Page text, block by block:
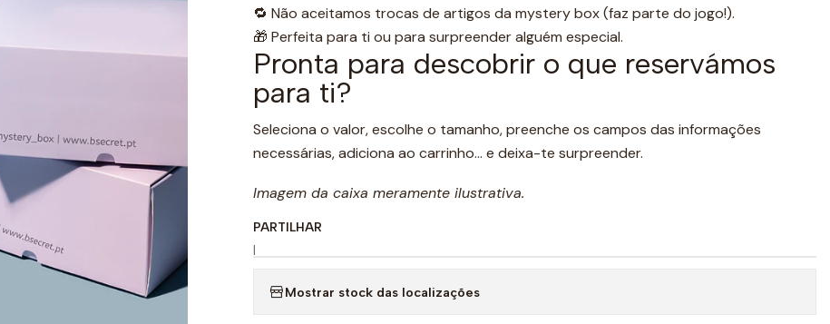
🔁 Não aceitamos trocas de artigos da mystery box (faz parte do jogo!).
🎁 Perfeita para ti ou para surpreender alguém especial.
Pronta para descobrir o que reservámos
para ti?
Seleciona o valor, escolhe o tamanho, preenche os campos das informações
necessárias, adiciona ao carrinho… e deixa-te surpreender.
Imagem da caixa meramente ilustrativa.
PARTILHAR
|
Mostrar stock das localizações